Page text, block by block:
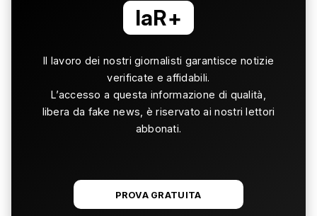
laR+
Il lavoro dei nostri giornalisti garantisce notizie
verificate e affidabili.
L’accesso a questa informazione di qualità,
libera da fake news, è riservato ai nostri lettori
abbonati.
PROVA GRATUITA